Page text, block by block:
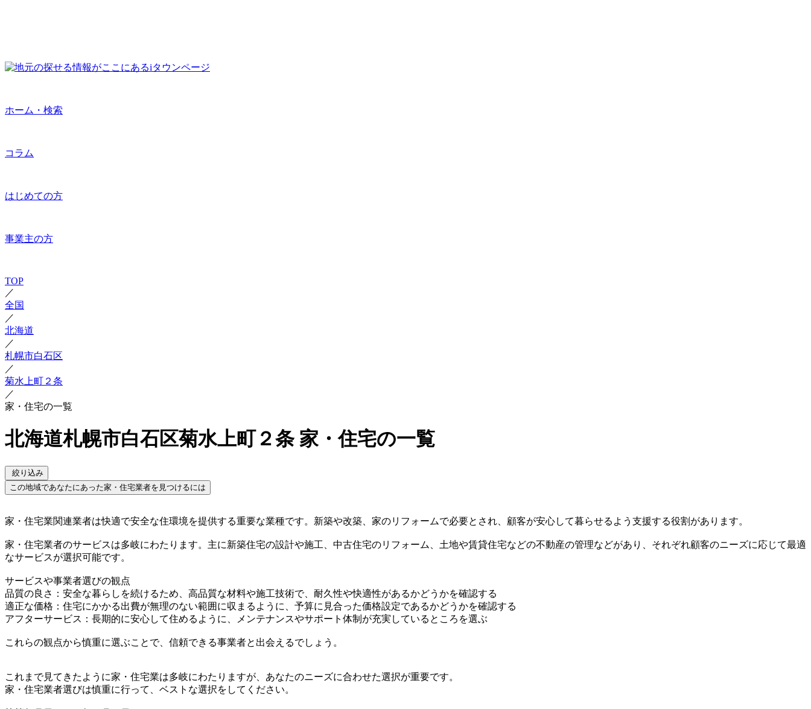
ホーム・検索
コラム
はじめての方
事業主の方
TOP
／
全国
／
北海道
／
札幌市白石区
／
菊水上町２条
／
家・住宅の一覧
北海道札幌市白石区菊水上町２条 家・住宅の一覧
絞り込み
この地域であなたにあった家・住宅業者を見つけるには
家・住宅業関連業者は快適で安全な住環境を提供する重要な業種です。新築や改築、家のリフォームで必要とされ、顧客が安心して暮らせるよう支援する役割があります。
家・住宅業者のサービスは多岐にわたります。主に新築住宅の設計や施工、中古住宅のリフォーム、土地や賃貸住宅などの不動産の管理などがあり、それぞれ顧客のニーズに応じて最適
なサービスが選択可能です。
サービスや事業者選びの観点
品質の良さ：安全な暮らしを続けるため、高品質な材料や施工技術で、耐久性や快適性があるかどうかを確認する
適正な価格：住宅にかかる出費が無理のない範囲に収まるように、予算に見合った価格設定であるかどうかを確認する
アフターサービス：長期的に安心して住めるように、メンテナンスやサポート体制が充実しているところを選ぶ
これらの観点から慎重に選ぶことで、信頼できる事業者と出会えるでしょう。
これまで見てきたように家・住宅業は多岐にわたりますが、あなたのニーズに合わせた選択が重要です。
家・住宅業者選びは慎重に行って、ベストな選択をしてください。